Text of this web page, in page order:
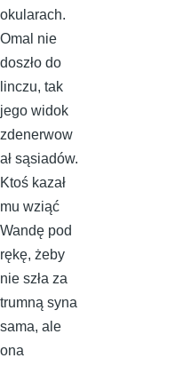
okularach.
Omal nie
doszło do
linczu, tak
jego widok
zdenerwow
ał sąsiadów.
Ktoś kazał
mu wziąć
Wandę pod
rękę, żeby
nie szła za
trumną syna
sama, ale
ona